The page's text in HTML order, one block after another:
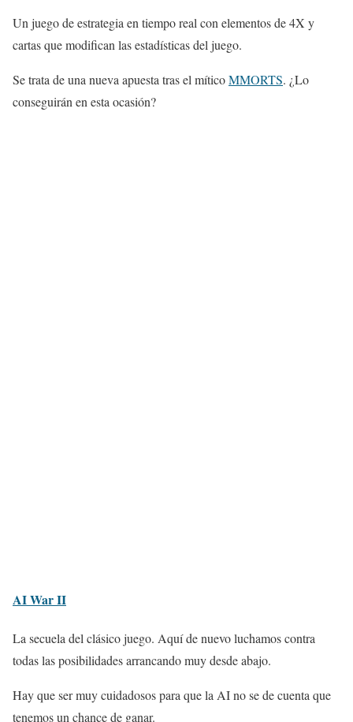
Un juego de estrategia en tiempo real con elementos de 4X y
cartas que modifican las estadísticas del juego.
Se trata de una nueva apuesta tras el míticoMMORTS. ¿Lo
conseguirán en esta ocasión?
AI War II
La secuela del clásico juego. Aquí de nuevo luchamos contra
todas las posibilidades arrancando muy desde abajo.
Hay que ser muy cuidadosos para que la AI no se de cuenta que
tenemos un chance de ganar.